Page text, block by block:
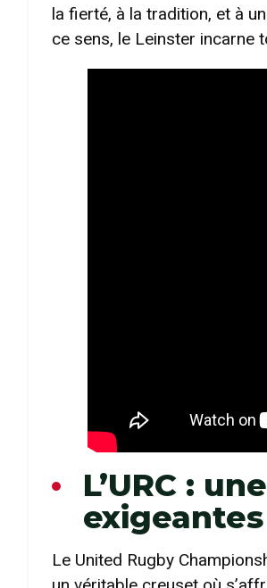
la fierté, à la tradition, et à
ce sens, le Leinster incarne
L’URC :
Le United Rugby